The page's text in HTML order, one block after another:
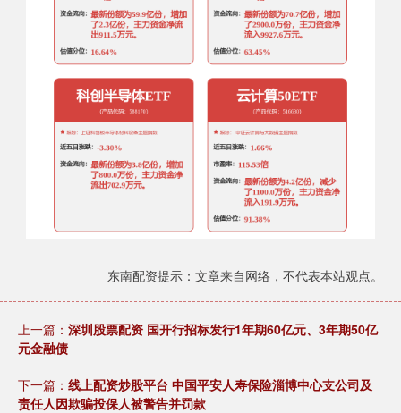
东南配资提示：文章来自网络，不代表本站观点。
上一篇： 深圳股票配资 国开行招标发行1年期60亿元、3年期50亿
元金融债
下一篇： 线上配资炒股平台 中国平安人寿保险淄博中心支公司及
责任人因欺骗投保人被警告并罚款